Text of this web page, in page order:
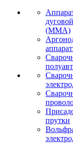
(MMA)
прутки